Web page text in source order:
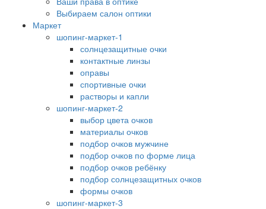
Выбираем салон оптики
Маркет
шопинг-маркет-1
солнцезащитные очки
контактные линзы
оправы
спортивные очки
растворы и капли
шопинг-маркет-2
выбор цвета очков
материалы очков
подбор очков мужчине
подбор очков по форме лица
подбор очков ребёнку
подбор солнцезащитных очков
формы очков
шопинг-маркет-3